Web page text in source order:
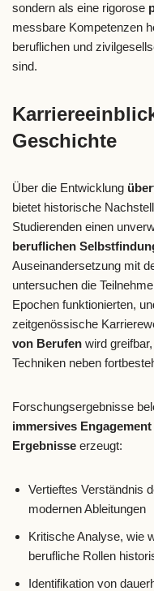
sondern als eine rigorose
messbare Kompetenzen
beruflichen und
sind.
Geschichte
Über die Entwicklung
bietet historische
Studierenden einen
beruflichen
Auseinandersetzung mit
untersuchen die
Epochen funktionierten,
zeitgenössische
von Berufen wird
Techniken neben
Forschungsergebnisse
immersives Engagement
Ergebnisse erzeugt:
Vertieftes Verständnis
modernen Ableitungen
Kritische Analyse, wie
berufliche Rollen
Identifikation von